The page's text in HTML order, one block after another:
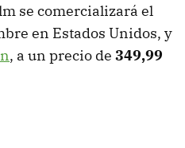
se comercializará el
en Estados Unidos, y
, a un precio de 349,99